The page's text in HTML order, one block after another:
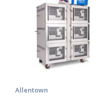
Allentown